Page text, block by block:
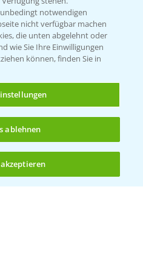
(noch 4)
564 1
20220
notwendigen
nicht verfügbar machen
die unten abgelehnt oder
wie Sie Ihre Einwilligungen
können, finden Sie in
ablehnen